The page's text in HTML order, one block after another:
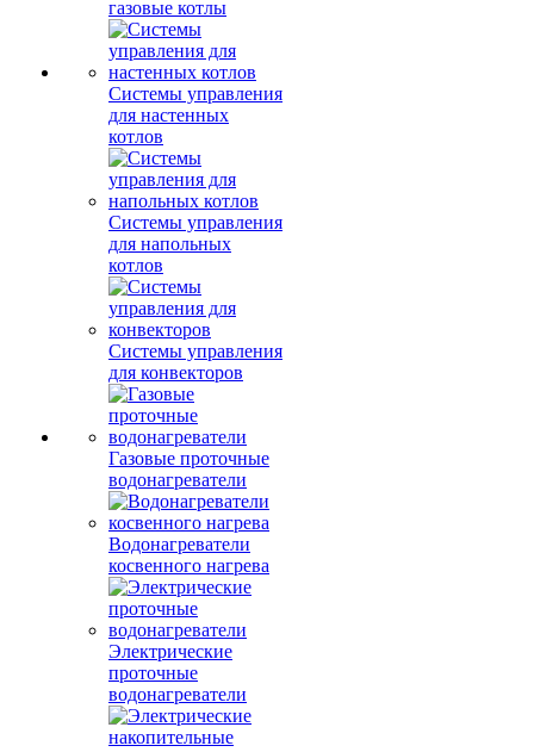
газовые котлы
Системы управления
для настенных
котлов
Системы управления
для напольных
котлов
Системы управления
для конвекторов
Газовые проточные
водонагреватели
Водонагреватели
косвенного нагрева
Электрические
проточные
водонагреватели